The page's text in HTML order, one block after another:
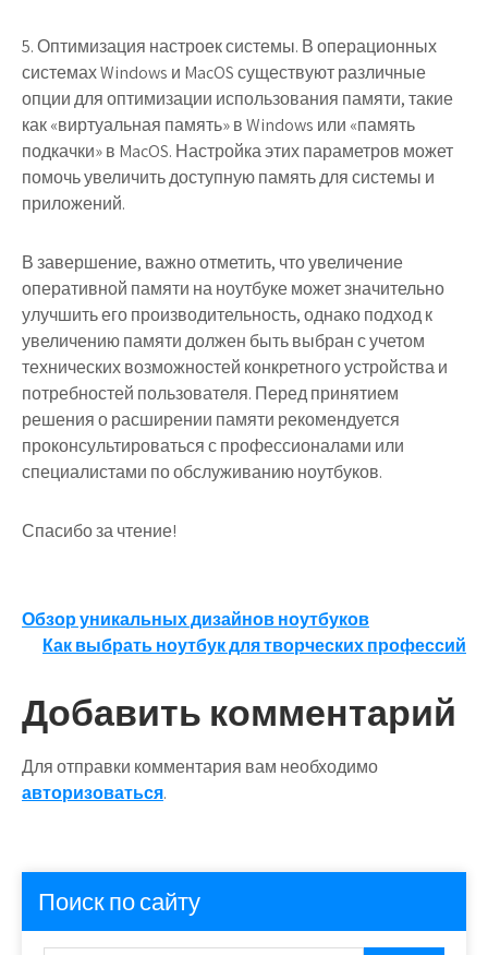
5. Оптимизация настроек системы. В операционных
системах Windows и MacOS существуют различные
опции для оптимизации использования памяти, такие
как «виртуальная память» в Windows или «память
подкачки» в MacOS. Настройка этих параметров может
помочь увеличить доступную память для системы и
приложений.
В завершение, важно отметить, что увеличение
оперативной памяти на ноутбуке может значительно
улучшить его производительность, однако подход к
увеличению памяти должен быть выбран с учетом
технических возможностей конкретного устройства и
потребностей пользователя. Перед принятием
решения о расширении памяти рекомендуется
проконсультироваться с профессионалами или
специалистами по обслуживанию ноутбуков.
Спасибо за чтение!
Навигация
по
записям
Обзор уникальных дизайнов ноутбуков
Как выбрать ноутбук для творческих профессий
Добавить комментарий
Для отправки комментария вам необходимо
авторизоваться.
Поиск по сайту